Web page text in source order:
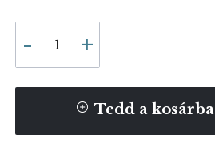
Tedd a kosárba